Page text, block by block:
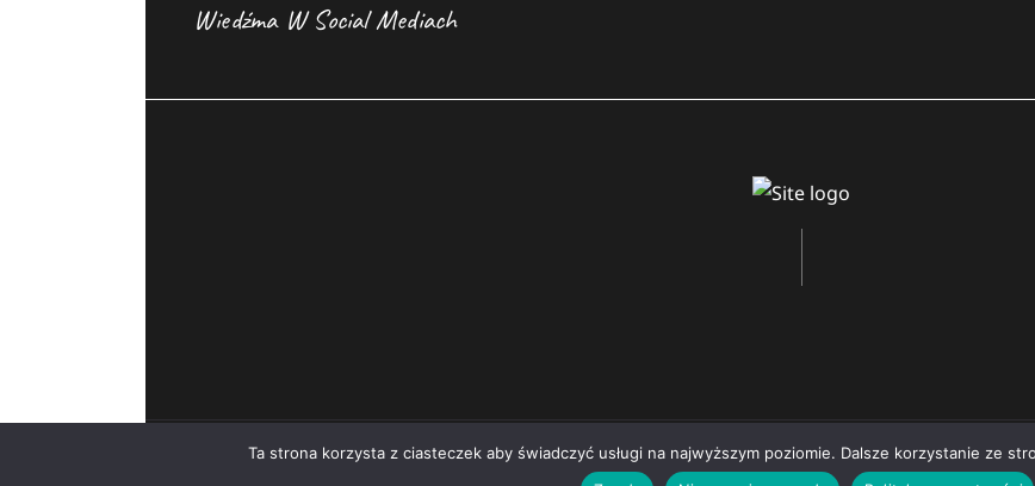
Wiedźma W Social Mediach
Copyright © 2026 by AxiomThemes. All rights reserved.
Ta strona korzysta z ciasteczek aby świadczyć usługi na najwyższym poziomie. Dalsze korzystanie ze